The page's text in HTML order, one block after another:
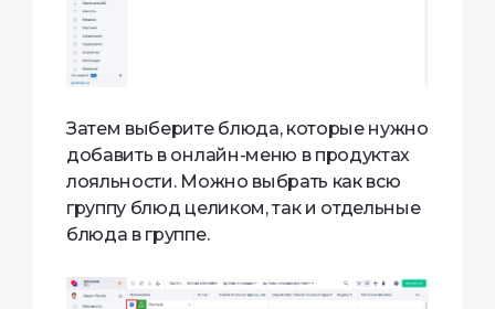
Затем выберите блюда, которые нужно
добавить в онлайн-меню в продуктах
лояльности. Можно выбрать как всю
группу блюд целиком, так и отдельные
блюда в группе.